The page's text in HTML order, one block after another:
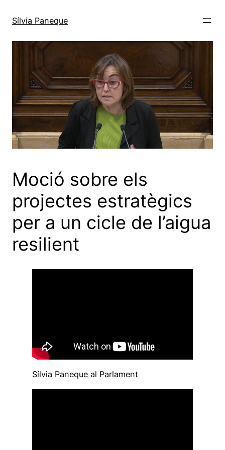
Sílvia Paneque
Moció sobre els
projectes estratègics
per a un cicle de l’aigua
resilient
Sílvia Paneque al Parlament